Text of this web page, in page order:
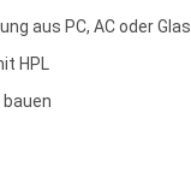
aus PC, AC oder Glas
HPL